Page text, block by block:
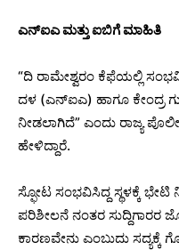
ಎನ್‌ಐಎ ಮತ್ತು ಐಬಿಗೆ ಮಾಹಿತಿ
“ದಿ ರಾಮೇಶ್ವರಂ ಕೆಫೆಯಲ್ಲಿ
ದಳ (ಎನ್‌ಐಎ) ಹಾಗೂ ಕೇಂದ್ರ
ನೀಡಲಾಗಿದೆ” ಎಂದು ರಾಜ್ಯ
ಹೇಳಿದ್ದಾರೆ.
ಸ್ಫೋಟ ಸಂಭವಿಸಿದ್ದ ಸ್ಥಳಕ್ಕೆ
ಪರಿಶೀಲನೆ ನಂತರ ಸುದ್ದಿಗಾರರ
ಕಾರಣವೇನು ಎಂಬುದು ಸದ್ಯಕ್ಕೆ